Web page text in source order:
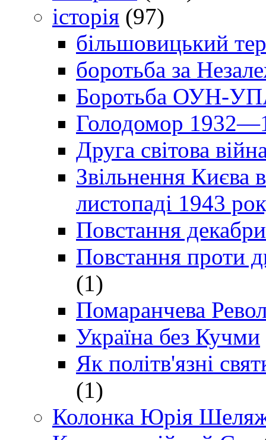
історія (97)
більшовицький
боротьба за
Боротьба ОУН-УПА
Голодомор
Друга світова
Звільнення Києва
листопаді 1943
Повстання
Повстання проти
(1)
Помаранчева
Україна без Кучми
Як політв'язні
(1)
Колонка Юрія